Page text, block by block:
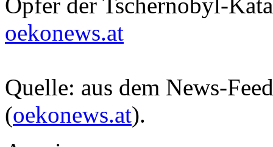
oekonews.at
Quelle: aus dem News-
(oekonews.at).